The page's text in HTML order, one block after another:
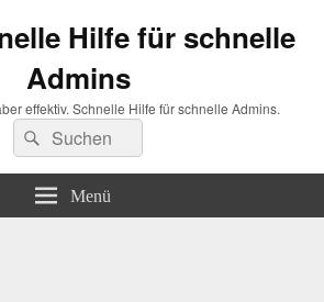
Hilfe für schnelle
Admins
effektiv. Schnelle Hilfe für schnelle Admins.
Suchen
nach:
Suchen
Menü